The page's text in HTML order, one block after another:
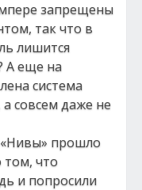
запрещены
так что в
лишится
А еще на
система
а совсем даже не
прошло
том, что
и попросили